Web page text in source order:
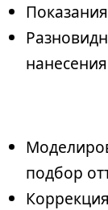
нанесения
подбор